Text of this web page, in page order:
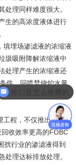
处理同样难度很大。
生的高浓度液体进行
埋场渗滤液的浓缩液
圾吸附降解浓缩液中
处理产生的浓缩液还
件，回喷焚烧炉水量
决浓缩液的处理问
程，不仅推出 AIO-
收效率更高的FOBC
扰行业的渗滤液得到
处理达标排放处理。
你们是怎么收费的